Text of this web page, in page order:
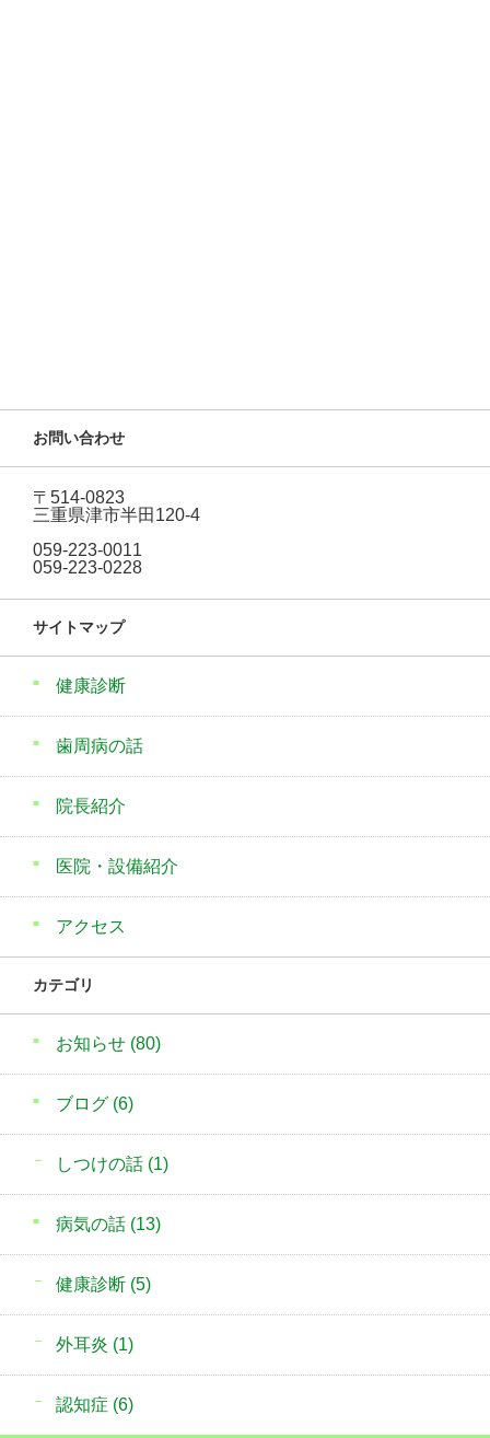
お問い合わせ
〒514-0823
三重県津市半田120-4
059-223-0011
059-223-0228
サイトマップ
健康診断
歯周病の話
院長紹介
医院・設備紹介
アクセス
カテゴリ
お知らせ (80)
ブログ (6)
しつけの話 (1)
病気の話 (13)
健康診断 (5)
外耳炎 (1)
認知症 (6)